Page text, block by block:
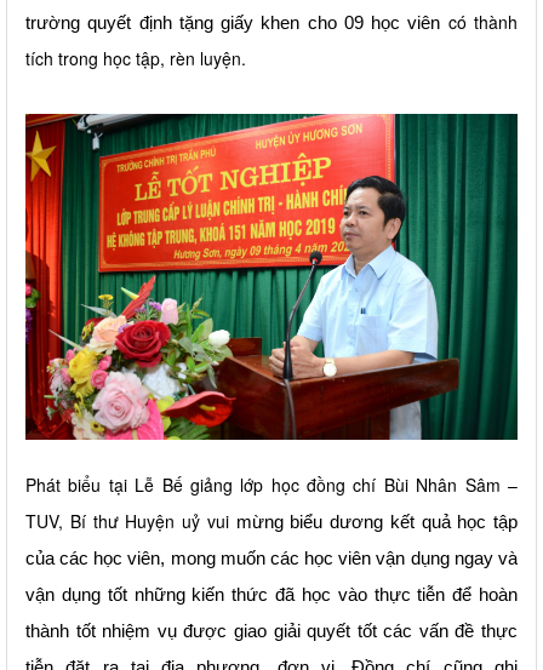
trường quyết định tặng giấy khen cho 09 học viên có thành
tích trong học tập, rèn luyện.
Phát biểu tại Lễ Bế giảng lớp học đồng chí Bùi Nhân Sâm –
TUV, Bí thư Huyện uỷ vui mừng biểu dương kết quả học tập
của các học viên, mong muốn các học viênvận dụng ngay và
vận dụng tốt những kiến thức đã học vào thực tiễnđể hoàn
thành tốt nhiệm vụ được giao giải quyết tốt các vấn đề thực